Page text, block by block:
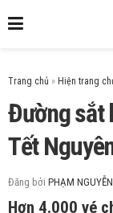
Trang chủ »
Đường sắt
Tết
Đăng bởi PHẠM NGUYỄN
Hơn 4.000 vé